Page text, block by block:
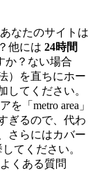
あなたのサイトは
他には 24時間
か？ない場合
）を直ちにホー
してください。
を「metro area」
ぎるので、代わ
さらにはカバー
てください。
くある質問